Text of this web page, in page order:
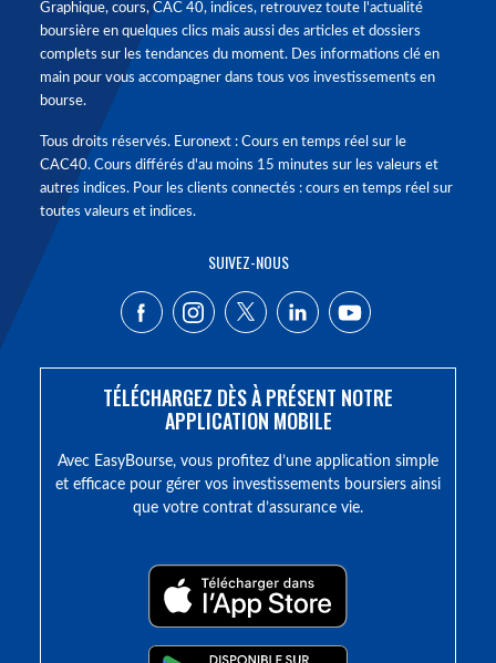
Graphique, cours, CAC 40, indices, retrouvez toute l'actualité
boursière en quelques clics mais aussi des articles et dossiers
complets sur les tendances du moment. Des informations clé en
main pour vous accompagner dans tous vos investissements en
bourse.
Tous droits réservés. Euronext : Cours en temps réel sur le
CAC40. Cours différés d'au moins 15 minutes sur les valeurs et
autres indices. Pour les clients connectés : cours en temps réel sur
toutes valeurs et indices.
SUIVEZ-NOUS
TÉLÉCHARGEZ DÈS À PRÉSENT NOTRE
APPLICATION MOBILE
Avec EasyBourse, vous profitez d’une application simple
et efficace pour gérer vos investissements boursiers ainsi
que votre contrat d’assurance vie.